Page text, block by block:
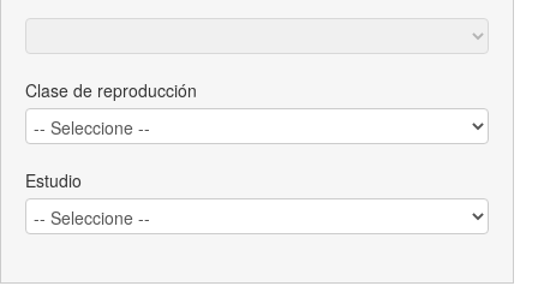
Clase de reproducción
Estudio